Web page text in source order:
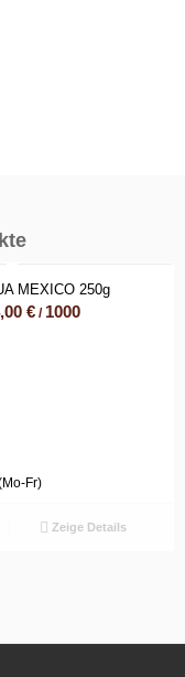
MEXICO 250g
€ / 1000
Fr)
Zeige Details